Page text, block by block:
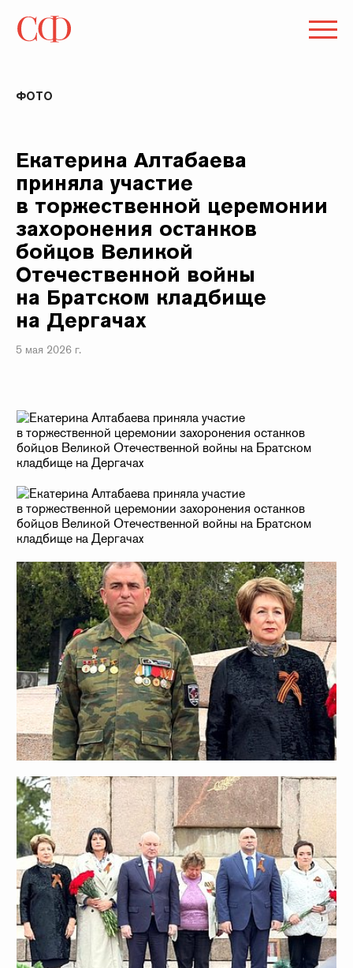
ФОТО
Екатерина Алтабаева
приняла участие
в торжественной церемонии
захоронения останков
бойцов Великой
Отечественной войны
на Братском кладбище
на Дергачах
5 мая 2026 г.